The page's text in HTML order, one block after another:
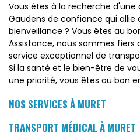
Vous êtes à la recherche
Gaudens de confiance qui allie
bienveillance ? Vous êtes au
Assistance, nous sommes fiers
service exceptionnel de
Si la santé et le bien-être de
une priorité, vous êtes au bon
NOS SERVICES À MURET
TRANSPORT MÉDICAL À MURET